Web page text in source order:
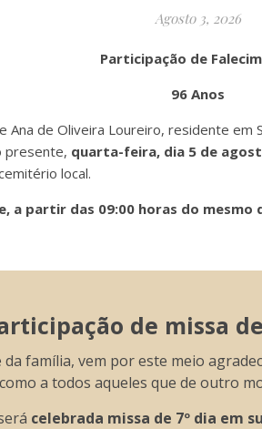
Agosto 3, 2026
Participação de
96 Anos
de Oliveira Loureiro, residente em
presente, quarta-feira, dia 5 de
local.
a partir das 09:00 horas do mesmo
de missa
família, vem por este meio
a todos aqueles que de outro
celebrada missa de 7º dia em